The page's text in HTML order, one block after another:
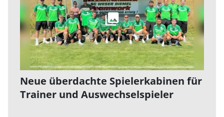
Neue überdachte Spielerkabinen für
Trainer und Auswechselspieler